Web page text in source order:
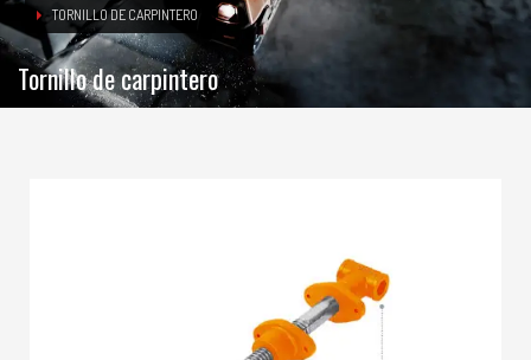
TORNILLO DE CARPINTERO
Tornillo de carpintero